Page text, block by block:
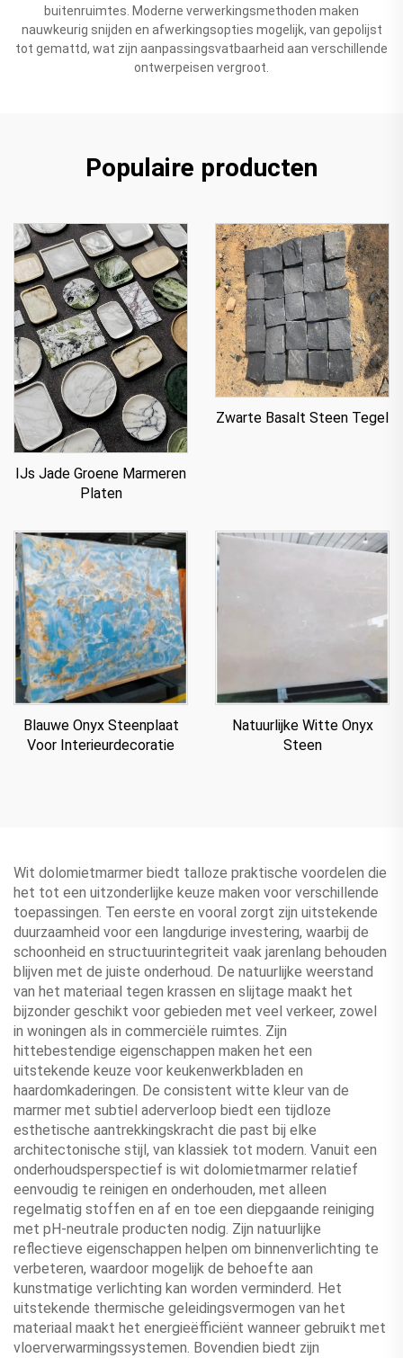
buitenruimtes. Moderne verwerkingsmethoden maken
nauwkeurig snijden en afwerkingsopties mogelijk, van gepolijst
tot gemattd, wat zijn aanpassingsvatbaarheid aan verschillende
ontwerpeisen vergroot.
Populaire producten
IJs Jade Groene Marmeren
Platen
Zwarte Basalt Steen Tegel
Blauwe Onyx Steenplaat
Voor Interieurdecoratie
Natuurlijke Witte Onyx
Steen
Wit dolomietmarmer biedt talloze praktische voordelen die
het tot een uitzonderlijke keuze maken voor verschillende
toepassingen. Ten eerste en vooral zorgt zijn uitstekende
duurzaamheid voor een langdurige investering, waarbij de
schoonheid en structuurintegriteit vaak jarenlang behouden
blijven met de juiste onderhoud. De natuurlijke weerstand
van het materiaal tegen krassen en slijtage maakt het
bijzonder geschikt voor gebieden met veel verkeer, zowel
in woningen als in commerciële ruimtes. Zijn
hittebestendige eigenschappen maken het een
uitstekende keuze voor keukenwerkbladen en
haardomkaderingen. De consistent witte kleur van de
marmer met subtiel aderverloop biedt een tijdloze
esthetische aantrekkingskracht die past bij elke
architectonische stijl, van klassiek tot modern. Vanuit een
onderhoudsperspectief is wit dolomietmarmer relatief
eenvoudig te reinigen en onderhouden, met alleen
regelmatig stoffen en af en toe een diepgaande reiniging
met pH-neutrale producten nodig. Zijn natuurlijke
reflectieve eigenschappen helpen om binnenverlichting te
verbeteren, waardoor mogelijk de behoefte aan
kunstmatige verlichting kan worden verminderd. Het
uitstekende thermische geleidingsvermogen van het
materiaal maakt het energieëfficiënt wanneer gebruikt met
vloerverwarmingssystemen. Bovendien biedt zijn